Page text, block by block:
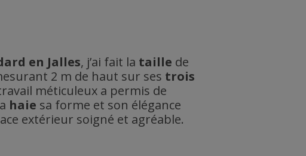
en Jalles, j’ai fait la taille de
2 m de haut sur ses trois
méticuleux a permis de
haie sa forme et son élégance
extérieur soigné et agréable.